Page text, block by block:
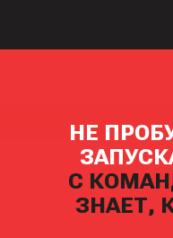
НЕ
С
ЗНАЕТ,